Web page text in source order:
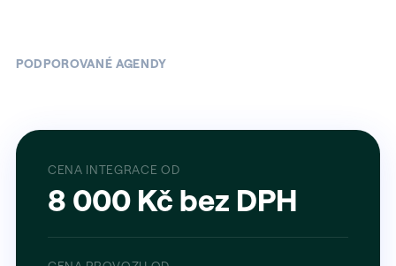
PODPOROVANÉ AGENDY
CENA INTEGRACE OD
8 000 Kč bez DPH